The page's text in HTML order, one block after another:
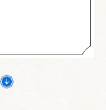
て拳が打てて
きが四本目と同
されました。